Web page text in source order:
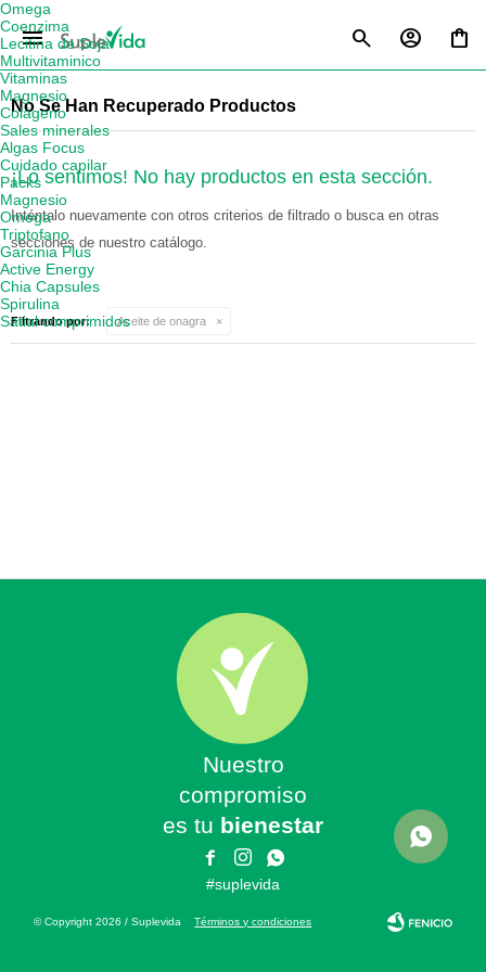
menu
No Se Han Recuperado Productos
¡Lo sentimos! No hay productos en esta sección.
Inténtalo nuevamente con otros criterios de filtrado o busca en otras
secciones de nuestro catálogo.
Filtrando por: Aceite de onagra
Omega
Coenzima
Lecitina de Soja
Multivitaminico
Vitaminas
Magnesio
Colágeno
Sales minerales
Algas Focus
Cuidado capilar
Packs
Magnesio
Omega
Triptofano
Garcinia Plus
Active Energy
Chia Capsules
Spirulina
Satial comprimidos
Nuestro
compromiso
es tu bienestar
 

#suplevida
© Copyright 2026 / SuplevidaTérminos y condiciones